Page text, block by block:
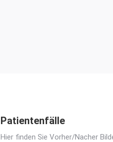
Patientenfälle
Hier finden Sie Vorher/Nacher